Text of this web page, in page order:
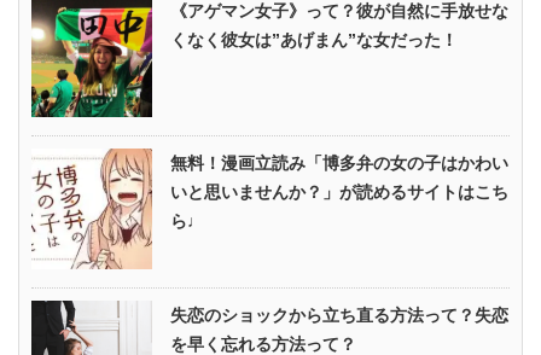
《アゲマン女子》って？彼が自然に手放せな
くなく彼女は”あげまん”な女だった！
無料！漫画立読み「博多弁の女の子はかわい
いと思いませんか？」が読めるサイトはこち
ら♩
失恋のショックから立ち直る方法って？失恋
を早く忘れる方法って？